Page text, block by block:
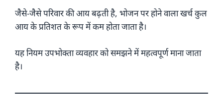
जैसे-जैसे परिवार की आय बढ़ती है, भोजन पर होने वाला खर्च कुल
आय के प्रतिशत के रूप में कम होता जाता है।
यह नियम उपभोक्ता व्यवहार को समझने में महत्वपूर्ण माना जाता
है।